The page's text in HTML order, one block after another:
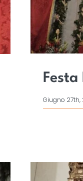
Festa
Giugno 27th,